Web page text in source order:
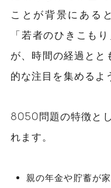
ことが背景にある
「若者のひきこも
が、時間の経過と
的な注目を集めるよ
8050問題の特徴と
れます。
親の年金や貯蓄が